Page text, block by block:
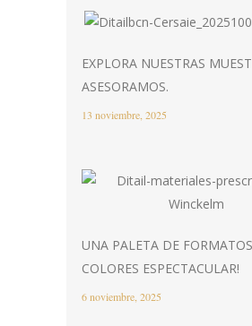
EXPLORA NUESTRAS
ASESORAMOS.
13 noviembre, 2025
UNA PALETA DE
COLORES ESPECTACULAR!
6 noviembre, 2025